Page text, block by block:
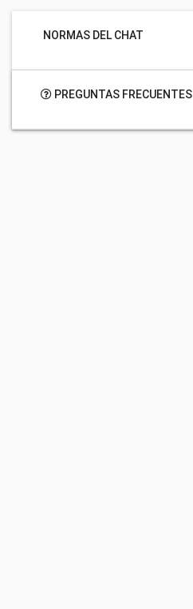
NORMAS DEL CHAT
PREGUNTAS FRECUENTES